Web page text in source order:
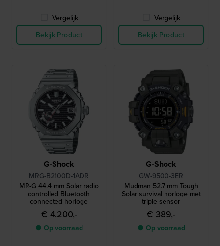
Vergelijk
Bekijk Product
Vergelijk
Bekijk Product
G-Shock
MRG-B2100D-1ADR
MR-G 44.4 mm Solar radio
controlled Bluetooth
connected horloge
€ 4.200,-
● Op voorraad
G-Shock
GW-9500-3ER
Mudman 52.7 mm Tough
Solar survival horloge met
triple sensor
€ 389,-
● Op voorraad